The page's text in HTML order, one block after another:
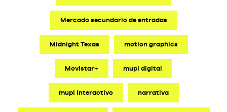
Mercado secundario de entradas
Midnight Texas motion graphics
Movistar+ mupi digital
mupi interactivo narrativa